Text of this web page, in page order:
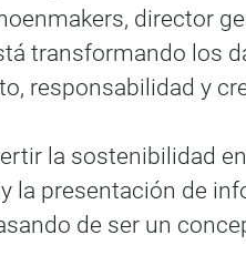
director
transformando los
responsabilidad y
la sostenibilidad
la presentación de
de ser un